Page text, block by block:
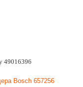
49016396